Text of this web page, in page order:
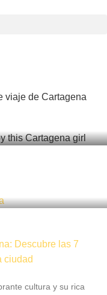
viaje de Cartagena
TINDER
Dating Apps with
Descubre las 7
ciudad
cultura y su rica